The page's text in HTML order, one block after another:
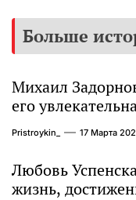
Больше
Михаил
его
выдающиеся
интересные
Pristroykin_ 17 Марта
Любовь
жизнь,